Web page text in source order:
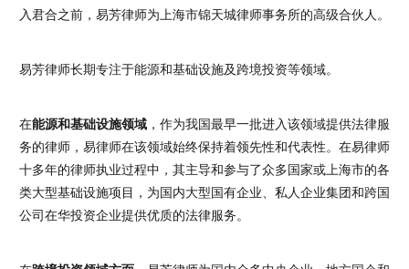
入君合之前，易芳律师为上海市锦天城律师事务所的高级合伙人。
易芳律师长期专注于能源和基础设施及跨境投资等领域。
在能源和基础设施领域 ，作为我国最早一批进入该领域提供法律服
务的律师，易律师在该领域始终保持着领先性和代表性。在易律师
十多年的律师执业过程中，其主导和参与了众多国家或上海市的各
类大型基础设施项目，为国内大型国有企业、私人企业集团和跨国
公司在华投资企业提供优质的法律服务。